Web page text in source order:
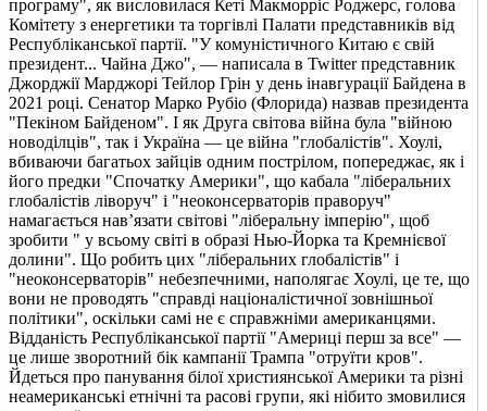
програму", як висловилася Кеті Макморріс Роджерс, голова
Комітету з енергетики та торгівлі Палати представників від
Республіканської партії. "У комуністичного Китаю є свій
президент... Чайна Джо", — написала в Twitter представник
Джорджії Марджорі Тейлор Грін у день інавгурації Байдена в
2021 році. Сенатор Марко Рубіо (Флорида) назвав президента
"Пекіном Байденом". І як Друга світова війна була "війною
новоділців", так і Україна — це війна "глобалістів". Хоулі,
вбиваючи багатьох зайців одним пострілом, попереджає, як і
його предки "Спочатку Америки", що кабала "ліберальних
глобалістів ліворуч" і "неоконсерваторів праворуч"
намагається нав’язати світові "ліберальну імперію", щоб
зробити " у всьому світі в образі Нью-Йорка та Кремнієвої
долини". Що робить цих "ліберальних глобалістів" і
"неоконсерваторів" небезпечними, наполягає Хоулі, це те, що
вони не проводять "справді націоналістичної зовнішньої
політики", оскільки самі не є справжніми американцями.
Відданість Республіканської партії "Америці перш за все" —
це лише зворотний бік кампанії Трампа "отруїти кров".
Йдеться про панування білої християнської Америки та різні
неамериканські етнічні та расові групи, які нібито змовилися